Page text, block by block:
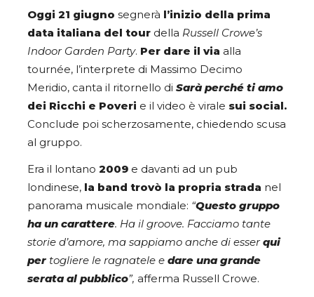
Oggi 21 giugno segnerà
l’inizio della prima
data italiana del tour della Russell Crowe’s
Indoor Garden Party. Per dare il via alla
tournée, l’interprete di Massimo Decimo
Meridio, canta il ritornello di Sarà perché ti amo
dei Ricchi e Poveri e il video è virale sui social.
Conclude poi scherzosamente, chiedendo scusa
al gruppo.
Era il lontano 2009 e davanti ad un pub
londinese, la band trovò la propria strada nel
panorama musicale mondiale: “Questo gruppo
ha un carattere. Ha il groove. Facciamo tante
storie d’amore, ma sappiamo anche di esserqui
per togliere le ragnatele e dare una grande
serata al pubblico”, afferma Russell Crowe.